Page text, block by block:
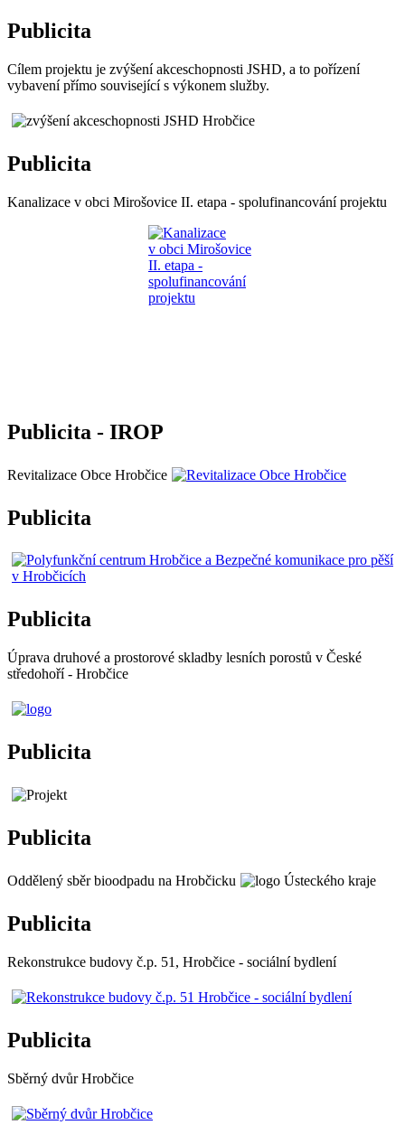
Publicita
Cílem projektu je zvýšení akceschopnosti JSHD, a to pořízení
vybavení přímo související s výkonem služby.
Publicita
Kanalizace v obci Mirošovice II. etapa - spolufinancování projektu
Publicita - IROP
Revitalizace Obce Hrobčice
Publicita
Publicita
Úprava druhové a prostorové skladby lesních porostů v České
středohoří - Hrobčice
Publicita
Publicita
Oddělený sběr bioodpadu na Hrobčicku
Publicita
Rekonstrukce budovy č.p. 51, Hrobčice - sociální bydlení
Publicita
Sběrný dvůr Hrobčice